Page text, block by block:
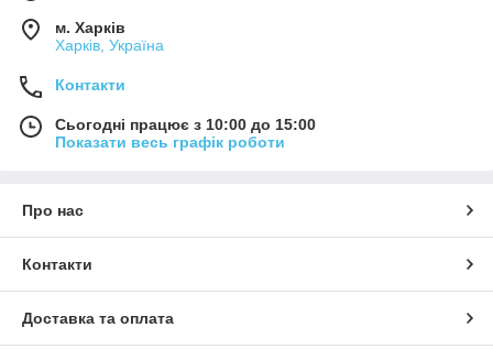
м. Харків
Харків, Україна
Контакти
Сьогодні працює з 10:00 до 15:00
Показати весь графік роботи
Про нас
Контакти
Доставка та оплата